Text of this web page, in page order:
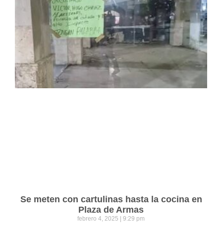
Se meten con cartulinas hasta la cocina en
Plaza de Armas
febrero 4, 2025 9:29 pm